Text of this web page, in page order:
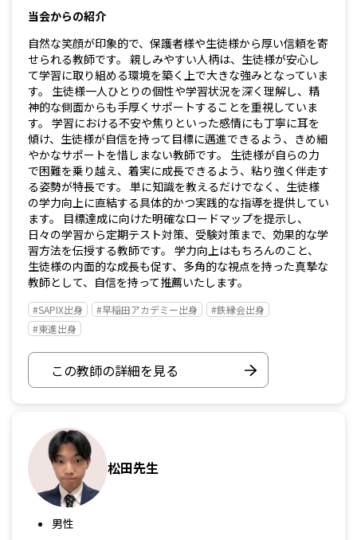
当会からの紹介
自然な笑顔が印象的で、保護者様や生徒様から厚い信頼を寄
せられる教師です。 親しみやすい人柄は、生徒様が安心し
て学習に取り組める環境を築く上で大きな強みとなっていま
す。 生徒様一人ひとりの個性や学習状況を深く理解し、精
神的な側面からも手厚くサポートすることを重視していま
す。 学習における不安や焦りといった感情にも丁寧に耳を
傾け、生徒様が自信を持って目標に邁進できるよう、きめ細
やかなサポートを惜しまない教師です。 生徒様が自らの力
で困難を乗り越え、着実に成長できるよう、粘り強く伴走す
る姿勢が特長です。 単に知識を教えるだけでなく、生徒様
の学力向上に直結する具体的かつ実践的な指導を提供してい
ます。 目標達成に向けた明確なロードマップを提示し、
日々の学習から定期テスト対策、受験対策まで、効果的な学
習方法を伝授する教師です。 学力向上はもちろんのこと、
生徒様の内面的な成長も促す、多角的な視点を持った真摯な
教師として、自信を持って推薦いたします。
#SAPIX出身 #早稲田アカデミー出身
#鉄縁会出身
#東進出身
この教師の詳細を見る
松田先生
男性